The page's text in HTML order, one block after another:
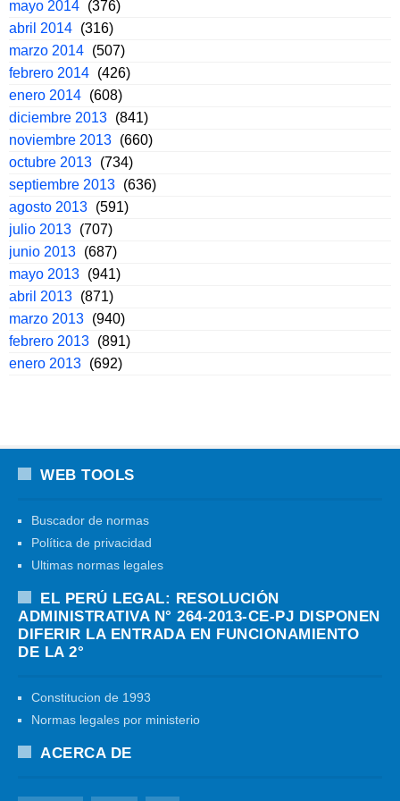
mayo 2014 (376)
abril 2014 (316)
marzo 2014 (507)
febrero 2014 (426)
enero 2014 (608)
diciembre 2013 (841)
noviembre 2013 (660)
octubre 2013 (734)
septiembre 2013 (636)
agosto 2013 (591)
julio 2013 (707)
junio 2013 (687)
mayo 2013 (941)
abril 2013 (871)
marzo 2013 (940)
febrero 2013 (891)
enero 2013 (692)
WEB TOOLS
Buscador de normas
Política de privacidad
Ultimas normas legales
EL PERÚ LEGAL: RESOLUCIÓN
ADMINISTRATIVA N° 264-2013-CE-PJ DISPONEN
DIFERIR LA ENTRADA EN FUNCIONAMIENTO
DE LA 2°
Constitucion de 1993
Normas legales por ministerio
ACERCA DE